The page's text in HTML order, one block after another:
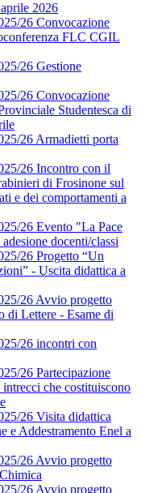
2026
26 Convocazione
FLC CGIL
26 Gestione
26 Convocazione
Studentesca di
26 Armadietti porta
26 Incontro con il
di Frosinone sul
e dei comportamenti a
26 Evento "La Pace
docenti/classi
26 Progetto “Un
- Uscita didattica a
26 Avvio progetto
di Lettere - Esame di
26 incontri con
26 Partecipazione
che costituiscono
26 Visita didattica
e Addestramento Enel a
26 Avvio progetto
26 Avvio progetto